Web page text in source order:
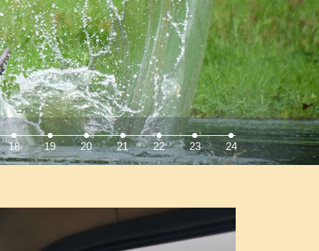
18 19 20 21 22 23 24